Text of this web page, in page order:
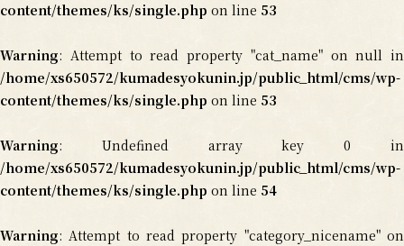
content/themes/ks/single.php on line 53
Warning: Attempt to read property "cat_name" on null in
/home/xs650572/kumadesyokunin.jp/public_html/cms/wp-
content/themes/ks/single.php on line 53
Warning: Undefined array key 0 in
/home/xs650572/kumadesyokunin.jp/public_html/cms/wp-
content/themes/ks/single.php on line 54
Warning: Attempt to read property "category_nicename" on